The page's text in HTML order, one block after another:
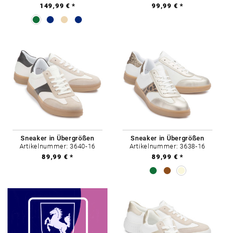
149,99 € *
99,99 € *
Sneaker in Übergrößen
Artikelnummer: 3640-16
89,99 € *
Sneaker in Übergrößen
Artikelnummer: 3638-16
89,99 € *